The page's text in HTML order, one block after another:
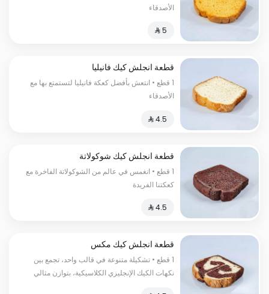
الأصدقاء
قطعة انجلش كيك فانيليا
1 قطع • انتعش بأفضل كعكة فانيليا لتستمتع بها مع
الأصدقاء
قطعة انجلش كيك شوكولاتة
1 قطع • انغمس في عالم من الشوكولاتة الفاخرة مع
كعكتنا الفريدة
قطعة انجلش كيك مكس
1 قطع • تشكيلة متنوعة في قالب واحد، تجمع بين
نكهات الكيك الإنجليزي الكلاسيكية، بتوازن مثالي